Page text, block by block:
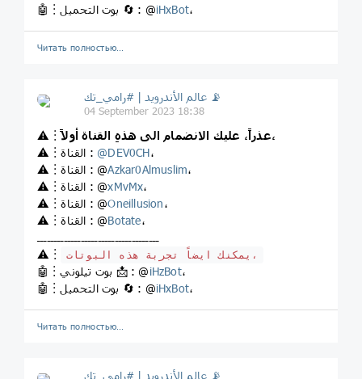
🤖︙بوت التحميل 🔄 : @iHxBot،
Читать полностью…
عالم الأندرويد | #رامي_تك 📡
04 September 2023 18:38
⚠️︙
عذراً، عليك الانضمام الى هذهِ القناة أولاً،
⚠️︙القناة : @DEV0CH،
⚠️︙القناة : @Azkar0Almuslim،
⚠️︙القناة : @xMvMx،
⚠️︙القناة : @Oneillusion،
⚠️︙القناة : @Botate،
⚠️︙
يمكنك ايضاً تجربة هذه البوتات،
🤖︙بوت تيلوني 📩 : @iHzBot،
🤖︙بوت التحميل 🔄 : @iHxBot،
Читать полностью…
عالم الأندرويد | #رامي_تك 📡